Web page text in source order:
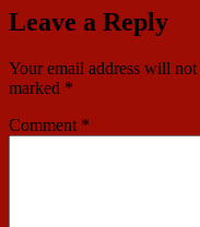
Leave a Reply
Your email address will not
marked *
Comment *